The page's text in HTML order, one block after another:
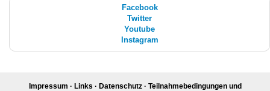
Facebook
Twitter
Youtube
Instagram
Impressum · Links · Datenschutz· Teilnahmebedingungen und